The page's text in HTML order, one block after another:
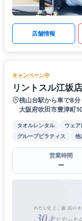
店舗情報
キャンペーン中
リントスル江坂店
桃山台駅から車で8分
大阪府吹田市豊津町
タオルレンタル ウェ
グループピラティス
他
営業時間
ー